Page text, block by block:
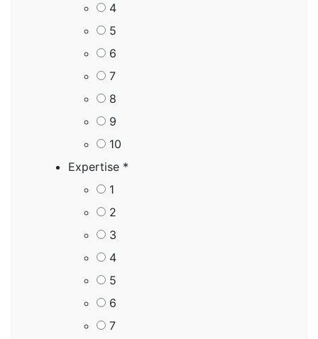
4
5
6
7
8
9
10
Expertise *
1
2
3
4
5
6
7